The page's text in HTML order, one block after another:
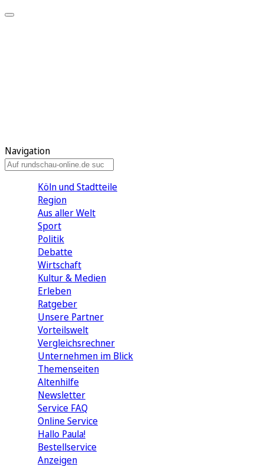
Navigation
Köln und Stadtteile
Region
Aus aller Welt
Sport
Politik
Debatte
Wirtschaft
Kultur & Medien
Erleben
Ratgeber
Unsere Partner
Vorteilswelt
Vergleichsrechner
Unternehmen im Blick
Themenseiten
Altenhilfe
Newsletter
Service FAQ
Online Service
Hallo Paula!
Bestellservice
Anzeigen